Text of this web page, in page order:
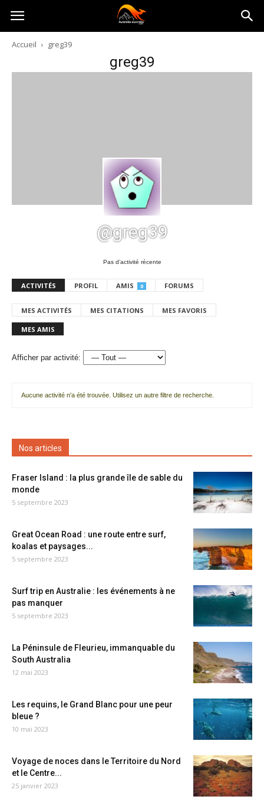
Australia-
australie.com
Accueil greg39
greg39
@greg39
Pas d’activité récente
ACTIVITÉS PROFIL AMIS 0 FORUMS
MES ACTIVITÉS MES CITATIONS MES FAVORIS
MES AMIS
Afficher par activité:
Aucune activité n'a été trouvée. Utilisez un autre filtre de recherche.
Nos articles
Fraser Island : la plus grande île de sable du
monde
5 septembre 2023
Great Ocean Road : une route entre surf,
koalas et paysages...
5 septembre 2023
Surf trip en Australie : les événements à ne
pas manquer
5 septembre 2023
La Péninsule de Fleurieu, immanquable du
South Australia
12 mai 2023
Les requins, le Grand Blanc pour une peur
bleue ?
10 mai 2023
Voyage de noces dans le Territoire du Nord
et le Centre...
25 janvier 2023